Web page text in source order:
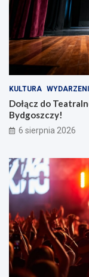
KULTURA
Dołącz do
Bydgoszczy!
6 sierpnia 2026